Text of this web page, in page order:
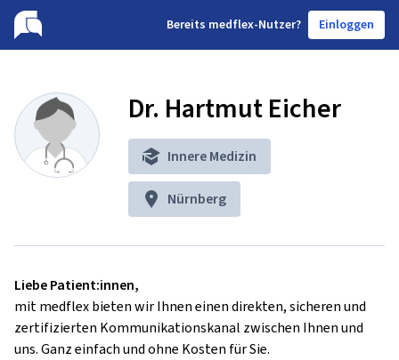
Bereits medflex-Nutzer? Einloggen
Dr. Hartmut Eicher
Innere Medizin
Nürnberg
Liebe Patient:innen,
mit medflex bieten wir Ihnen einen direkten, sicheren und
zertifizierten Kommunikationskanal zwischen Ihnen und
uns. Ganz einfach und ohne Kosten für Sie.